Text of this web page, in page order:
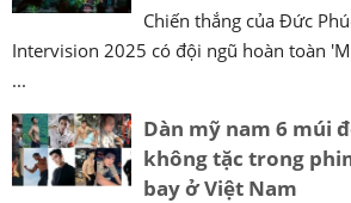
Chiến thắng của Đức
Intervision 2025 có đội ngũ hoàn toàn
...
Dàn mỹ nam 6 múi
không tặc trong
bay ở Việt Nam